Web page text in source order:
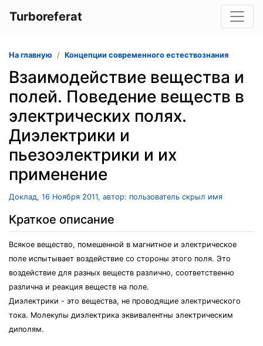
Turboreferat
На главную Концепции современного естествознания
Взаимодействие вещества и
полей. Поведение веществ в
электрических полях.
Диэлектрики и
пьезоэлектрики и их
применение
Доклад, 16 Ноября 2011, автор: пользователь скрыл имя
Краткое описание
Всякое вещество, помешенной в магнитное и электрическое
поле испытывает воздействие со стороны этого поля. Это
воздействие для разных веществ различно, соответственно
различна и реакция веществ на поле.
Диэлектрики - это вещества, не проводящие электрического
тока. Молекулы диэлектрика эквивалентны электрическим
диполям.